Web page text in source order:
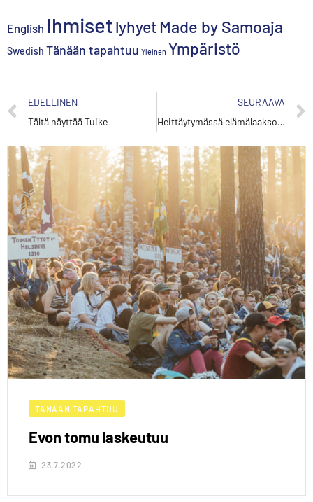
English Ihmisetlyhyet Made by Samoaja
Swedish Tänään tapahtuu Yleinen Ympäristö
EDELLINEN
Tältä näyttää Tuike
SEURAAVA
Heittäytymässä elämälaaksossa
TÄNÄÄN TAPAHTUU
Evon tomu laskeutuu
23.7.2022